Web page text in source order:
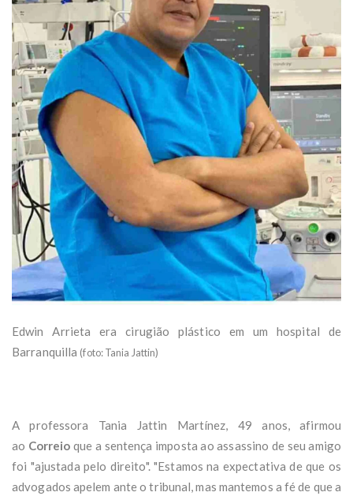
Edwin Arrieta era cirugião plástico em um hospital de
Barranquilla (foto: Tania Jattin)
A professora Tania Jattin Martínez, 49 anos, afirmou
ao Correio que a sentença imposta ao assassino de seu amigo
foi "ajustada pelo direito". "Estamos na expectativa de que os
advogados apelem ante o tribunal, mas mantemos a fé de que a